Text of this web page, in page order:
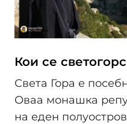
Кои се
Света Гора е
Оваа монашка
на еден